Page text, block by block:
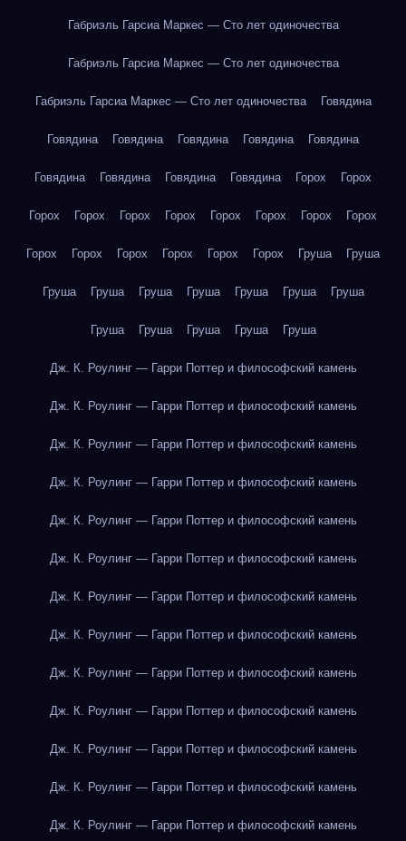
Габриэль Гарсиа Маркес — Сто лет одиночества
Габриэль Гарсиа Маркес — Сто лет одиночества
Габриэль Гарсиа Маркес — Сто лет одиночества Говядина
Говядина Говядина Говядина Говядина Говядина
Говядина Говядина Говядина Говядина Горох Горох
Горох Горох Горох Горох Горох Горох Горох Горох
Горох Горох Горох Горох Горох Горох Груша Груша
Груша Груша Груша Груша Груша Груша Груша
Груша Груша Груша Груша Груша
Дж. К. Роулинг — Гарри Поттер и философский камень
Дж. К. Роулинг — Гарри Поттер и философский камень
Дж. К. Роулинг — Гарри Поттер и философский камень
Дж. К. Роулинг — Гарри Поттер и философский камень
Дж. К. Роулинг — Гарри Поттер и философский камень
Дж. К. Роулинг — Гарри Поттер и философский камень
Дж. К. Роулинг — Гарри Поттер и философский камень
Дж. К. Роулинг — Гарри Поттер и философский камень
Дж. К. Роулинг — Гарри Поттер и философский камень
Дж. К. Роулинг — Гарри Поттер и философский камень
Дж. К. Роулинг — Гарри Поттер и философский камень
Дж. К. Роулинг — Гарри Поттер и философский камень
Дж. К. Роулинг — Гарри Поттер и философский камень